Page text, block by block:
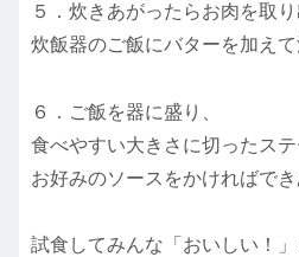
５．炊きあがったらお肉を取り
炊飯器のご飯にバターを加えて
６．ご飯を器に盛り、
食べやすい大きさに切ったス
お好みのソースをかければでき
試食してみんな「おいしい！」